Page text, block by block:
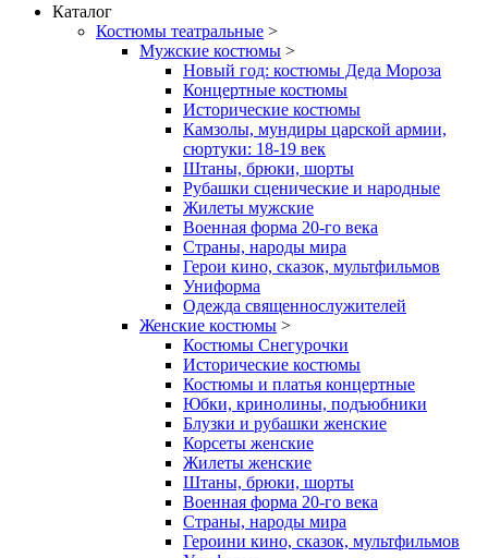
Каталог
Костюмы театральные >
Мужские костюмы >
Новый год: костюмы Деда Мороза
Концертные костюмы
Исторические костюмы
Камзолы, мундиры царской армии,
сюртуки: 18-19 век
Штаны, брюки, шорты
Рубашки сценические и народные
Жилеты мужские
Военная форма 20-го века
Страны, народы мира
Герои кино, сказок, мультфильмов
Униформа
Одежда священнослужителей
Женские костюмы >
Костюмы Снегурочки
Исторические костюмы
Костюмы и платья концертные
Юбки, кринолины, подъюбники
Блузки и рубашки женские
Корсеты женские
Жилеты женские
Штаны, брюки, шорты
Военная форма 20-го века
Страны, народы мира
Героини кино, сказок, мультфильмов